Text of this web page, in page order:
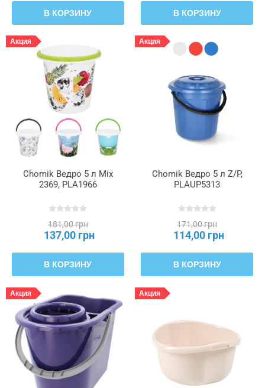
В КОРЗИНУ В КОРЗИНУ
Акция
Chomik Ведро 5 л Mix
2369, PLA1966
181,00 грн
137,00 грн
В КОРЗИНУ
Акция
Chomik Ведро 5 л Z/P,
PLAUP5313
171,00 грн
114,00 грн
В КОРЗИНУ
Акция Акция